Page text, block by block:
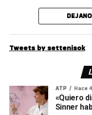
Tweets by settenisok
ATP Hace
«Quiero
Sinner